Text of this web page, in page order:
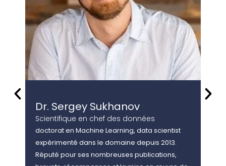
doctorat en Machine Learning, data scientist
expérimenté dans le domaine depuis 2013.
Réputé pour ses nombreuses publications,
Dr. Sergey Sukhanov
Scientifique en chef des données